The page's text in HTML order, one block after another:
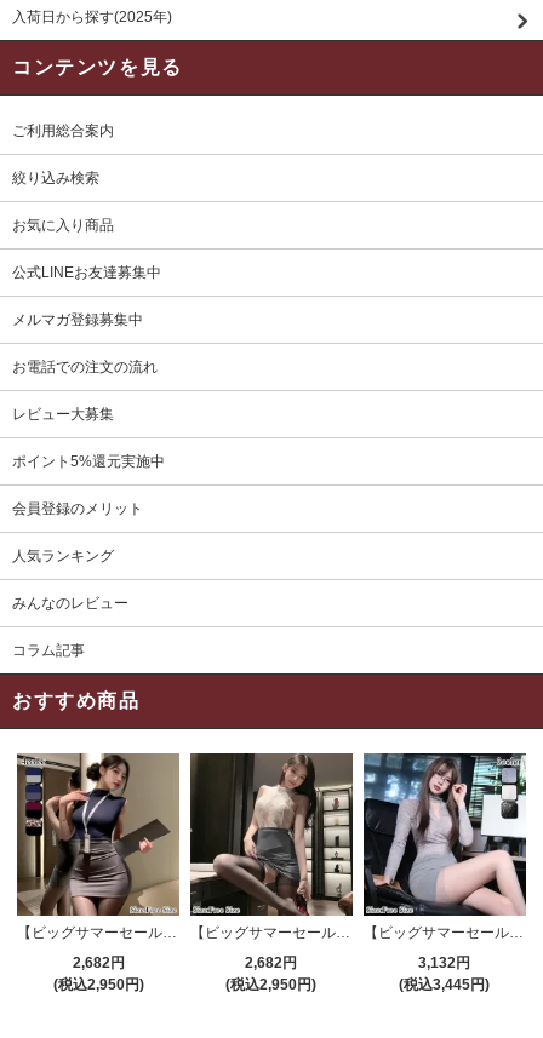
入荷日から探す(2025年)
コンテンツを見る
ご利用総合案内
絞り込み検索
お気に入り商品
公式LINEお友達募集中
メルマガ登録募集中
お電話での注文の流れ
レビュー大募集
ポイント5%還元実施中
会員登録のメリット
人気ランキング
みんなのレビュー
コラム記事
おすすめ商品
【ビッグサマーセール対象品】セクシーコスプレ(SEXYCOSPLAY) 4421
2,682円
(税込2,950円)
【ビッグサマーセール対象品】セクシーコスプレ(SEXYCOSPLAY) 4191
2,682円
(税込2,950円)
【ビッグサマーセール対象品】セクシーコスプレ(SEXYCOSPLAY) 4173
3,132円
(税込3,445円)